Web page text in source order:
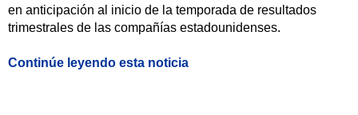
en anticipación al inicio de la temporada de resultados
trimestrales de las compañías estadounidenses.
Continúe leyendo esta noticia